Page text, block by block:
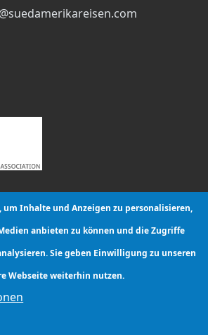
um Inhalte und Anzeigen zu personalisieren,
anbieten zu können und die Zugriffe
Sie geben Einwilligung zu unseren
Webseite weiterhin nutzen.